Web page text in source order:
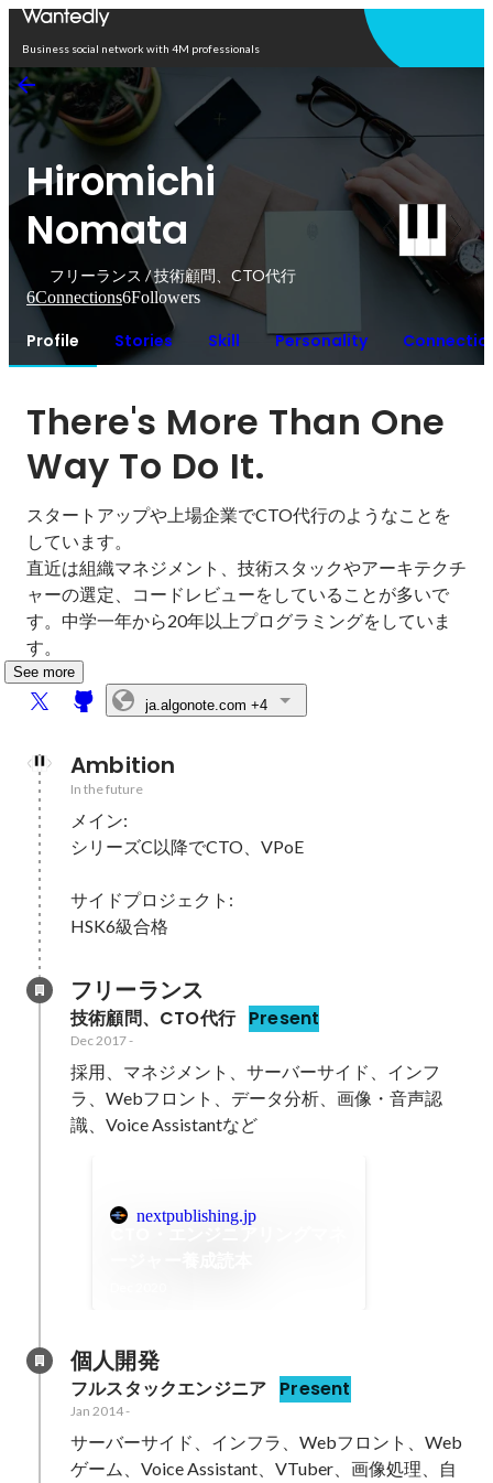
Business social network with 4M professionals
Hiromichi
Nomata
フリーランス / 技術顧問、CTO代行
6Connections6Followers
Profile Stories Skill Personality
There's More Than One
Way To Do It.
スタートアップや上場企業でCTO代行のようなことを
しています。
直近は組織マネジメント、技術スタックやアーキテクチ
ャーの選定、コードレビューをしていることが多いで
す。中学一年から20年以上プログラミングをしていま
す。
See more
ja.algonote.com +4
Ambition
In the future
メイン:
シリーズC以降でCTO、VPoE
サイドプロジェクト:
HSK6級合格
フリーランス
技術顧問、CTO代行 Present
Dec 2017-
採用、マネジメント、サーバーサイド、インフ
ラ、Webフロント、データ分析、画像・音声認
識、Voice Assistantなど
nextpublishing.jp
個人開発
フルスタックエンジニア Present
Jan 2014-
サーバーサイド、インフラ、Webフロント、Web
ゲーム、Voice Assistant、VTuber、画像処理、自